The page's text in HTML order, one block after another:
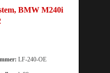
BMW M240i
LF-240-OE